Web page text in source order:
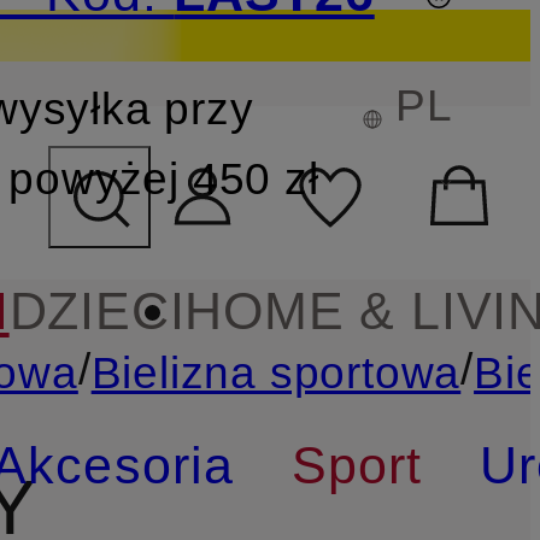
przy
450 zł
PL
DZIECIHOME &
Sport
/Bielizna sportowa/